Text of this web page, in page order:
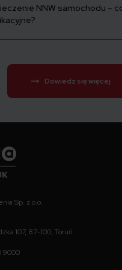
NNW samochodu –
Dowiedz się więcej
Sp. z o.o.
107, 87-100, Toruń
9000